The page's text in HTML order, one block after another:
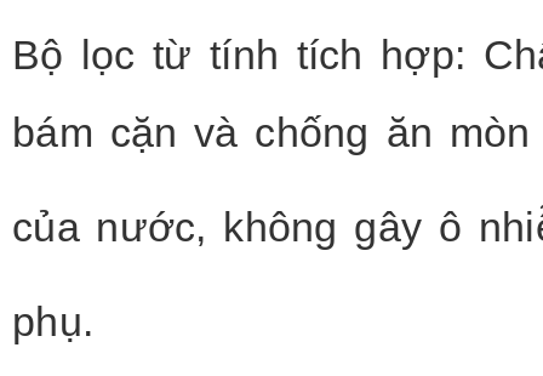
Bộ lọc từ tính tích hợp:
bám cặn và chống ăn
của nước, không gây ô
phụ.